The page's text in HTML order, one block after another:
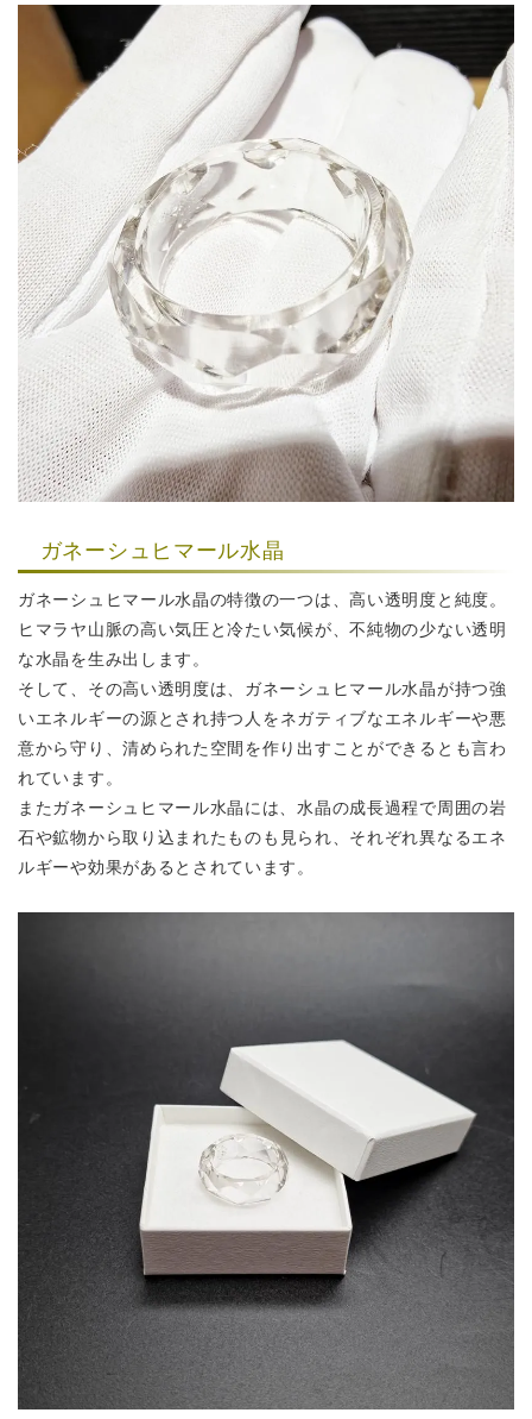
ガネーシュヒマール水晶
ガネーシュヒマール水晶の特徴の一つは、高い透明度と純度。
ヒマラヤ山脈の高い気圧と冷たい気候が、不純物の少ない透明
な水晶を生み出します。
そして、その高い透明度は、ガネーシュヒマール水晶が持つ強
いエネルギーの源とされ持つ人をネガティブなエネルギーや悪
意から守り、清められた空間を作り出すことができるとも言わ
れています。
またガネーシュヒマール水晶には、水晶の成長過程で周囲の岩
石や鉱物から取り込まれた ものも見られ、それぞれ異なるエネ
ルギーや効果があるとされています。